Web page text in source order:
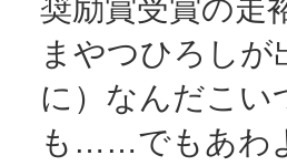
奨励賞受賞の走
まやつひろしが
に）なんだこい
も……でもあわ